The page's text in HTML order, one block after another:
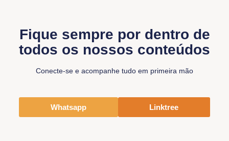
Fique sempre por dentro de
todos os nossos conteúdos
Conecte-se e acompanhe tudo em primeira mão
Whatsapp Linktree